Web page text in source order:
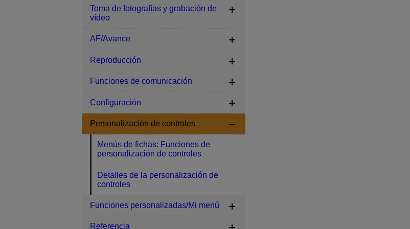
Toma de fotografías y grabación de
vídeo
AF/Avance
Reproducción
Funciones de comunicación
Configuración
Personalización de controles
Menús de fichas: Funciones de
personalización de controles
Detalles de la personalización de
controles
Funciones personalizadas/Mi menú
Referencia